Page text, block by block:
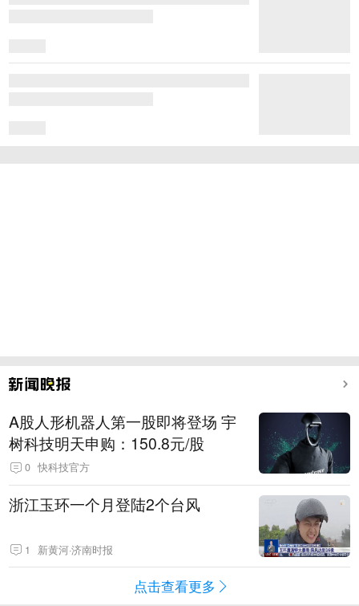
A股人形机器人第一股即将登场 宇
树科技明天申购：150.8元/股
0 快科技官方
浙江玉环一个月登陆2个台风
1 新黄河·济南时报
点击查看更多